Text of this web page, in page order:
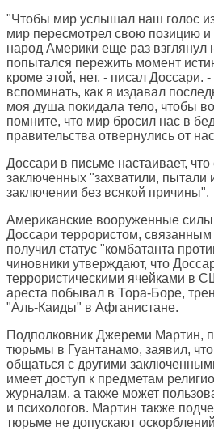
"Чтобы мир услышал наш голос
мир пересмотрел свою позицию
народ Америки еще раз взглянул
попытался пережить момент
кроме этой, нет, - писал Доссари.
вспоминать, как я издавал
моя душа покидала тело, чтобы
помните, что мир бросил нас в
правительства отвернулись от
Доссари в письме настаивает, что
заключенных "захватили, пытали
заключении без всякой причины".
Американские вооруженные
Доссари террористом,
получил статус "комбатанта
чиновники утверждают, что
террористическими ячейками в
ареста побывал в Тора-Боре,
"Аль-Каиды" в Афганистане.
Подполковник Джереми Мартин,
тюрьмы в Гуантанамо, заявил,
общаться с другими
имеет доступ к предметам
журналам, а также может
и психологов. Мартин также
тюрьме не допускают